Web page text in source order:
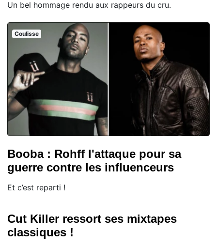
Un bel hommage rendu aux rappeurs du cru.
Coulisse
Booba : Rohff l'attaque pour sa
guerre contre les influenceurs
Et c’est reparti !
Cut Killer ressort ses mixtapes
classiques !